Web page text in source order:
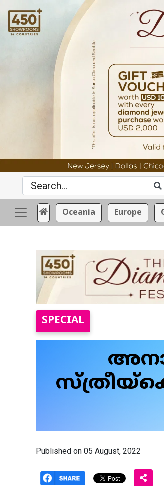
Oceania Europe
SPECIAL
Published on 05 August, 2022